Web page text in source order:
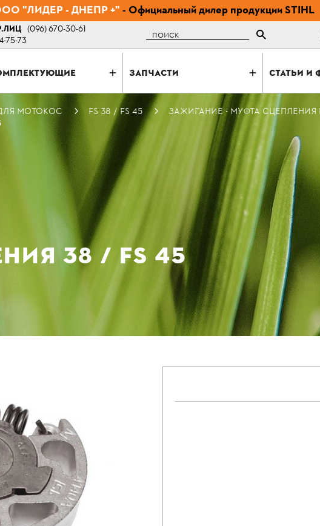
"ЛИДЕР - ДНЕПР +" - Официальный дилер продукции STIHL
(096) 670-30-61
75-73 Поиск
ЗАПЧАСТИ СТАТЬИ И
МОТОКОС FS 38 / FS 45
ЗАЖИГАНИЕ - МУФТА СЦЕПЛЕНИЯ
38 / FS 45